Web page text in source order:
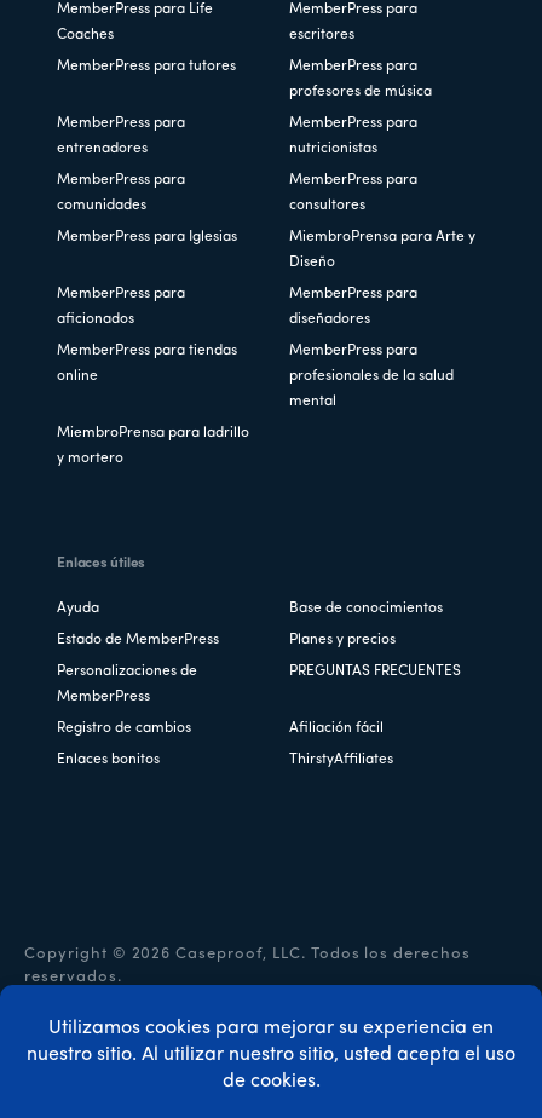
MemberPress para Life
Coaches
MemberPress para
escritores
MemberPress para tutores
MemberPress para
profesores de música
MemberPress para
entrenadores
MemberPress para
nutricionistas
MemberPress para
comunidades
MemberPress para
consultores
MemberPress para Iglesias
MiembroPrensa para Arte y
Diseño
MemberPress para
aficionados
MemberPress para
diseñadores
MemberPress para tiendas
online
MemberPress para
profesionales de la salud
mental
MiembroPrensa para ladrillo
y mortero
Enlaces útiles
Ayuda Base de conocimientos
Estado de MemberPress Planes y precios
Personalizaciones de
MemberPress
PREGUNTAS FRECUENTES
Registro de cambios Afiliación fácil
Enlaces bonitos ThirstyAffiliates
Copyright © 2026 Caseproof, LLC. Todos los derechos
reservados.
Política de privacidad Reembolsos
Condiciones
generales
/ Divulgación de la FTC /
Código de cupón